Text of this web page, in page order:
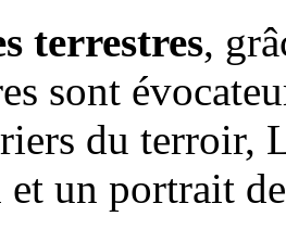
terrestres,
sont
du terroir,
et un portrait